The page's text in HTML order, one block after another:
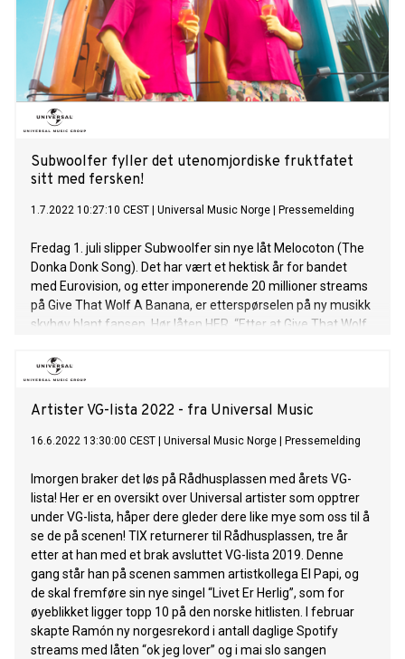
med polske Hania Rani. Albumet slippes 28. oktober, og er
en omarbeidet versjon av hans 2020 utgivelse, hvor han har
invitert musikere fra verden rundt til å skape nytolkninger av
hans tidligere verk. Filmmusikken til Minions: The Rise Of
Gru, er ute i dag. Albumet er produsert og satt sammen av
2022 Grammy Producer of the Year Jack Antonoff. Minions:
The Rise Of Gru inneholder en bla
Subwoolfer fyller det utenomjordiske fruktfatet
sitt med fersken!
1.7.2022 10:27:10 CEST Universal Music Norge Pressemelding
Fredag 1. juli slipper Subwoolfer sin nye låt Melocoton (The
Donka Donk Song). Det har vært et hektisk år for bandet
med Eurovision, og etter imponerende 20 millioner streams
på Give That Wolf A Banana, er etterspørselen på ny musikk
skyhøy blant fansen. Hør låten HER. “Etter at Give That Wolf
jorden og reddet flere liv, er det nå tid for å slippe vår neste
singel. Det er på tide å rette blikket mot en mindre kjent
frukt, nemlig Melocoton, bedre kjent som fersken. Selv om
den ikke vil redde bestemoren din på samme måte som en
banan ville ha gjort, er det et viktig steg I Subwoolfers
kaller jorden”, sier Subwoolfer selv om låten. Låten ble
selvfølgelig spilt inn på den mørke siden av månen, i
Subwoolfers romstudio i et stille hjørne kalt krater
Manchester. Melocoton (The Donka Donk Song) følger også
med en musikkvideo, som har premiere kl 13:00 i dag. Se
den HER. Subwoolfer er
Artister VG-lista 2022 - fra Universal Music
16.6.2022 13:30:00 CEST Universal Music Norge Pressemelding
Imorgen braker det løs på Rådhusplassen med årets VG-
lista! Her er en oversikt over Universal artister som opptrer
under VG-lista, håper dere gleder dere like mye som oss til å
se de på scenen! TIX returnerer til Rådhusplassen, tre år
etter at han med et brak avsluttet VG-lista 2019. Denne
gang står han på scenen sammen artistkollega El Papi, og
de skal fremføre sin nye singel “Livet Er Herlig”, som for
øyeblikket ligger topp 10 på den norske hitlisten. I februar
skapte Ramón ny norgesrekord i antall daglige Spotify
streams med låten “ok jeg lover” og i mai slo sangen